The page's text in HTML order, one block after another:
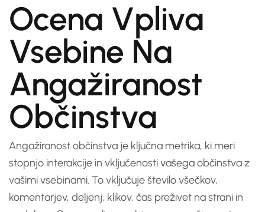
Ocena Vpliva
Vsebine Na
Angažiranost
Občinstva
Angažiranost občinstva je ključna metrika, ki meri
stopnjo interakcije in vključenosti vašega občinstva z
vašimi vsebinami. To vključuje število všečkov,
komentarjev, deljenj, klikov, čas preživet na strani in